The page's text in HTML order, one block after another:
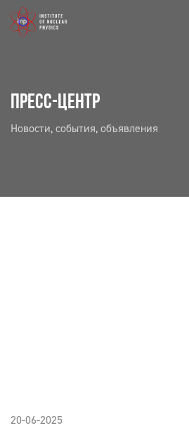
ПРЕСС-ЦЕНТР
Новости, события, объявления
20-06-2025